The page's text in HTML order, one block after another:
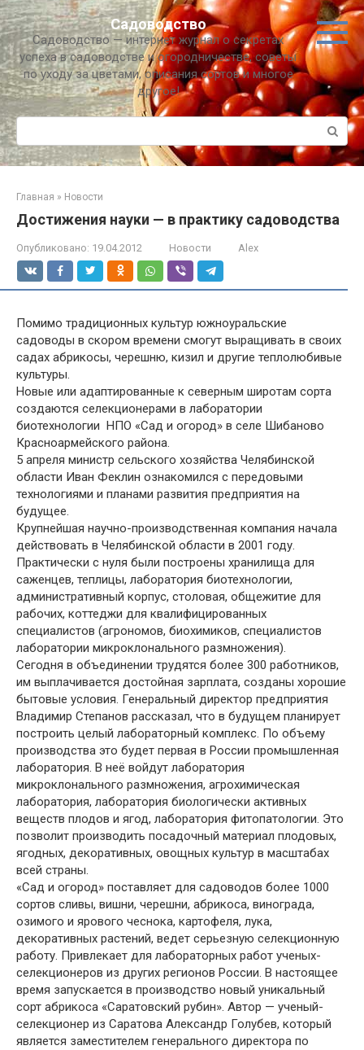
Перейти
к
контенту
Садоводство
Садоводство — интернет журнал о секретах
успеха в садоводстве и огородничестве, советы
по уходу за цветами, описания сортов и многое
другое!
Поиск:
Главная » Новости
Достижения науки — в практику садоводства
Опубликовано: 19.04.2012 Новости Alex
Помимо традиционных культур южноуральские
садоводы в скором времени смогут выращивать в своих
садах абрикосы, черешню, кизил и другие теплолюбивые
культуры.
Новые или адаптированные к северным широтам сорта
создаются селекционерами в лаборатории
биотехнологии НПО «Сад и огород» в селе Шибаново
Красноармейского района.
5 апреля министр сельского хозяйства Челябинской
области Иван Феклин ознакомился с передовыми
технологиями и планами развития предприятия на
будущее.
Крупнейшая научно-производственная компания начала
действовать в Челябинской области в 2001 году.
Практически с нуля были построены хранилища для
саженцев, теплицы, лаборатория биотехнологии,
административный корпус, столовая, общежитие для
рабочих, коттеджи для квалифицированных
специалистов (агрономов, биохимиков, специалистов
лаборатории микроклонального размножения).
Сегодня в объединении трудятся более 300 работников,
им выплачивается достойная зарплата, созданы хорошие
бытовые условия. Генеральный директор предприятия
Владимир Степанов рассказал, что в будущем планирует
построить целый лабораторный комплекс. По объему
производства это будет первая в России промышленная
лаборатория. В неё войдут лаборатория
микроклонального размножения, агрохимическая
лаборатория, лаборатория биологически активных
веществ плодов и ягод, лаборатория фитопатологии. Это
позволит производить посадочный материал плодовых,
ягодных, декоративных, овощных культур в масштабах
всей страны.
«Сад и огород» поставляет для садоводов более 1000
сортов сливы, вишни, черешни, абрикоса, винограда,
озимого и ярового чеснока, картофеля, лука,
декоративных растений, ведет серьезную селекционную
работу. Привлекает для лабораторных работ ученых-
селекционеров из других регионов России. В настоящее
время запускается в производство новый уникальный
сорт абрикоса «Саратовский рубин». Автор — ученый-
селекционер из Саратова Александр Голубев, который
является заместителем генерального директора по